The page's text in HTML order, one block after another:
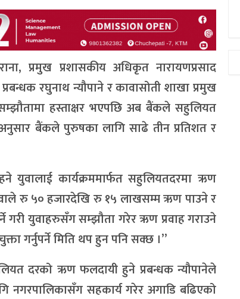
प्रमुख प्रशासकीय अधिकृत नारायणप्रसाद
रघुनाथ न्यौपाने र कावासोती शाखा प्रमुख
हस्ताक्षर भएपछि अब बैंकले सहुलियत
बैंकले पुरुषका लागि साढे तीन प्रतिशत र
युवालाई कार्यक्रममार्फत सहुलियतदरमा ऋण
रु ५० हजारदेखि रु १५ लाखसम्म ऋण पाउने र
गरी युवाहरुसँग सम्झौता गरेर ऋण प्रवाह गराउने
गर्नुपर्ने मिति थप हुन पनि सक्छ ।”
दरको ऋण फलदायी हुने प्रबन्धक न्यौपानेले
नगरपालिकासँग सहकार्य गरेर अगाडि बढिएको